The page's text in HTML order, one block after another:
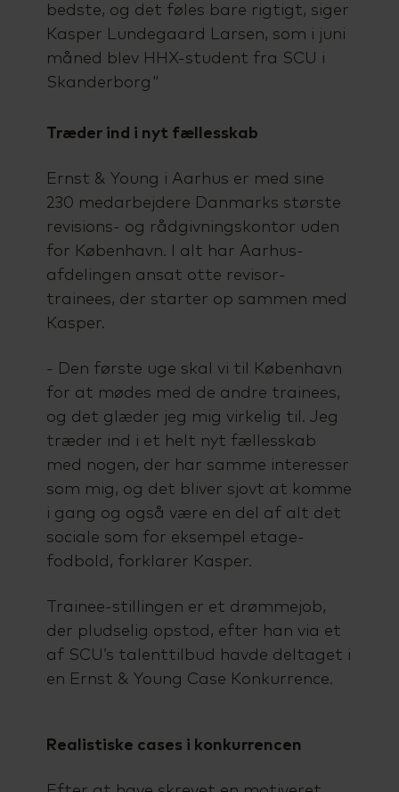
bedste, og det føles bare rigtigt, siger
Kasper Lundegaard Larsen, som i juni
måned blev HHX-student fra SCU i
Skanderborg"
Træder ind i nyt fællesskab
Ernst & Young i Aarhus er med sine
230 medarbejdere Danmarks største
revisions- og rådgivningskontor uden
for København. I alt har Aarhus-
afdelingen ansat otte revisor-
trainees, der starter op sammen med
Kasper.
- Den første uge skal vi til København
for at mødes med de andre trainees,
og det glæder jeg mig virkelig til. Jeg
træder ind i et helt nyt fællesskab
med nogen, der har samme interesser
som mig, og det bliver sjovt at komme
i gang og også være en del af alt det
sociale som for eksempel etage-
fodbold, forklarer Kasper.
Trainee-stillingen er et drømmejob,
der pludselig opstod, efter han via et
af SCU’s talenttilbud havde deltaget i
en Ernst & Young Case Konkurrence.
Realistiske cases i konkurrencen